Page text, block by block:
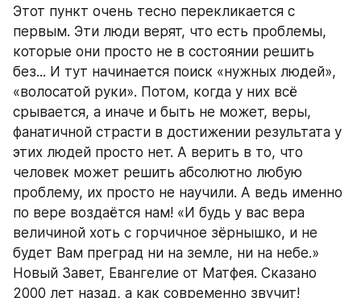
Этот пункт очень тесно перекликается с
первым. Эти люди верят, что есть проблемы,
которые они просто не в состоянии решить
без... И тут начинается поиск «нужных людей»,
«волосатой руки». Потом, когда у них всё
срывается, а иначе и быть не может, веры,
фанатичной страсти в достижении результата у
этих людей просто нет. А верить в то, что
человек может решить абсолютно любую
проблему, их просто не научили. А ведь именно
по вере воздаётся нам! «И будь у вас вера
величиной хоть с горчичное зёрнышко, и не
будет Вам преград ни на земле, ни на небе.»
Новый Завет, Евангелие от Матфея. Сказано
2000 лет назад, а как современно звучит!